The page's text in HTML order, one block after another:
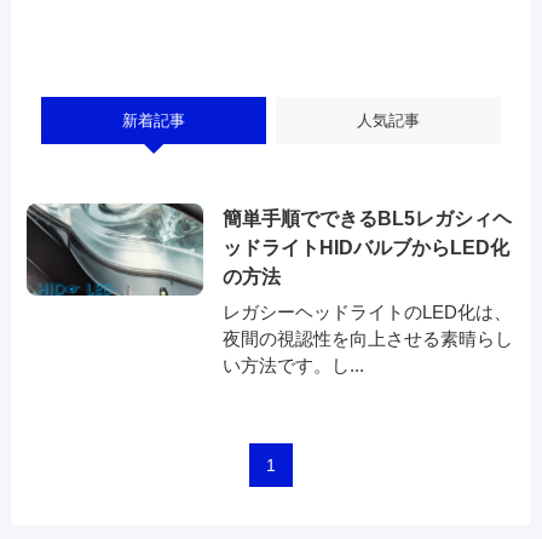
新着記事 人気記事
簡単手順でできるBL5レガシィヘ
ッドライトHIDバルブからLED化
の方法
レガシーヘッドライトのLED化は、
夜間の視認性を向上させる素晴らし
い方法です。し...
1